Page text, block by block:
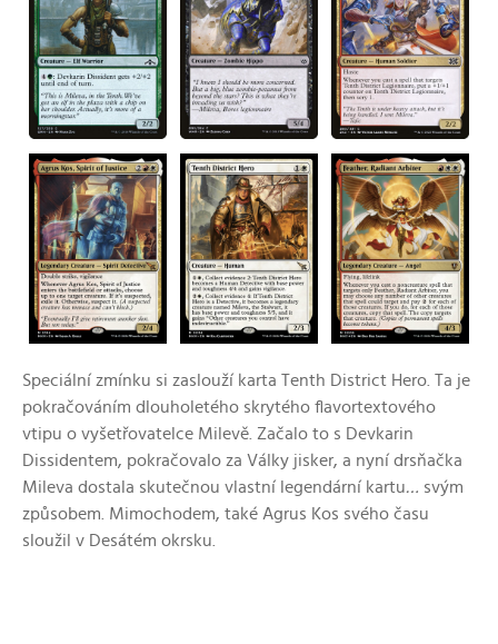
Speciální zmínku si zaslouží karta Tenth District Hero. Ta je
pokračováním dlouholetého skrytého flavortextového
vtipu o vyšetřovatelce Milevě. Začalo to s Devkarin
Dissidentem, pokračovalo za Války jisker, a nyní drsňačka
Mileva dostala skutečnou vlastní legendární kartu… svým
způsobem. Mimochodem, také Agrus Kos svého času
sloužil v Desátém okrsku.